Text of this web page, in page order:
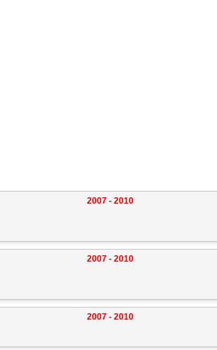
2007 - 2010
2007 - 2010
2007 - 2010